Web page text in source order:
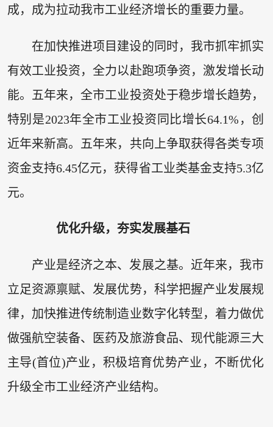
成，成为拉动我市工业经济增长的重要力量。
在加快推进项目建设的同时，我市抓牢抓实
有效工业投资，全力以赴跑项争资，激发增长动
能。五年来，全市工业投资处于稳步增长趋势，
特别是2023年全市工业投资同比增长64.1%，创
近年来新高。五年来，共向上争取获得各类专项
资金支持6.45亿元，获得省工业类基金支持5.3亿
元。
优化升级，夯实发展基石
产业是经济之本、发展之基。近年来，我市
立足资源禀赋、发展优势，科学把握产业发展规
律，加快推进传统制造业数字化转型，着力做优
做强航空装备、医药及旅游食品、现代能源三大
主导(首位)产业，积极培育优势产业，不断优化
升级全市工业经济产业结构。